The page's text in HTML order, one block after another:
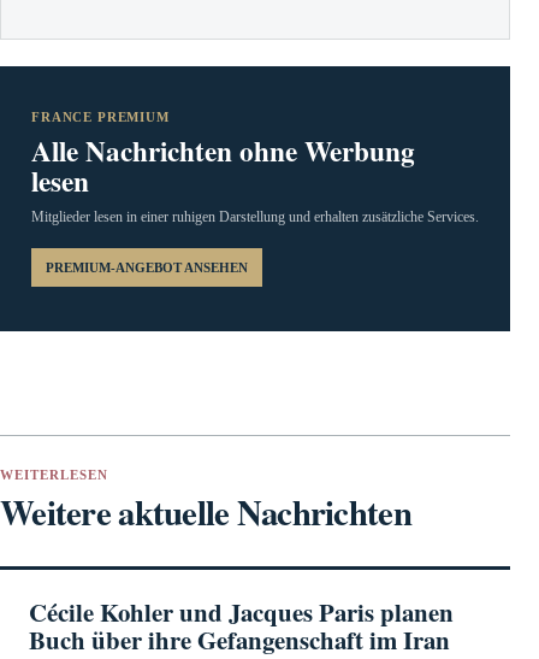
FRANCE PREMIUM
Alle Nachrichten ohne Werbung
lesen
Mitglieder lesen in einer ruhigen Darstellung und erhalten zusätzliche Services.
PREMIUM-ANGEBOT ANSEHEN
WEITERLESEN
Weitere aktuelle Nachrichten
Cécile Kohler und Jacques Paris planen
Buch über ihre Gefangenschaft im Iran